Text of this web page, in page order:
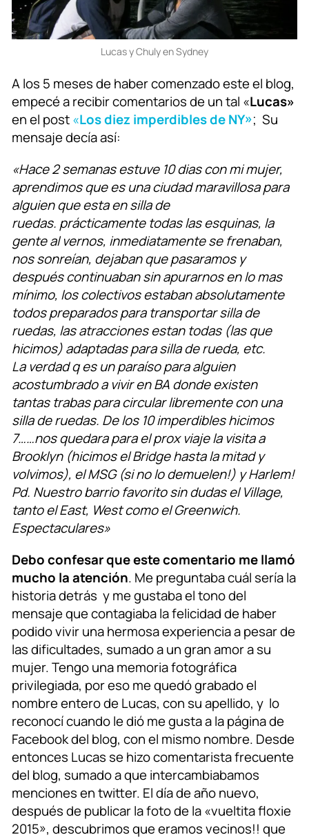
Lucas y Chuly en Sydney
A los 5 meses de haber comenzado este el blog,
empecé a recibir comentarios de un tal «Lucas»
en el post«Los diez imperdibles de NY»; Su
mensaje decía así:
«Hace 2 semanas estuve 10 dias con mi mujer,
aprendimos que es una ciudad maravillosa para
alguien que esta en silla de
ruedas. prácticamente todas las esquinas, la
gente al vernos, inmediatamente se frenaban,
nos sonreían, dejaban que pasaramos y
después continuaban sin apurarnos en lo mas
mínimo, los colectivos estaban absolutamente
todos preparados para transportar silla de
ruedas, las atracciones estan todas (las que
hicimos) adaptadas para silla de rueda, etc.
La verdad q es un paraíso para alguien
acostumbrado a vivir en BA donde existen
tantas trabas para circular libremente con una
silla de ruedas. De los 10 imperdibles hicimos
7……nos quedara para el prox viaje la visita a
Brooklyn (hicimos el Bridge hasta la mitad y
volvimos), el MSG (si no lo demuelen!) y Harlem!
Pd. Nuestro barrio favorito sin dudas el Village,
tanto el East, West como el Greenwich.
Espectaculares»
Debo confesar que este comentario me llamó
mucho la atención. Me preguntaba cuál sería la
historia detrás y me gustaba el tono del
mensaje que contagiaba la felicidad de haber
podido vivir una hermosa experiencia a pesar de
las dificultades, sumado a un gran amor a su
mujer. Tengo una memoria fotográfica
privilegiada, por eso me quedó grabado el
nombre entero de Lucas, con su apellido, y lo
reconocí cuando le dió me gusta a la página de
Facebook del blog, con el mismo nombre. Desde
entonces Lucas se hizo comentarista frecuente
del blog, sumado a que intercambiabamos
menciones en twitter. El día de año nuevo,
después de publicar la foto de la «vueltita floxie
2015», descubrimos que eramos vecinos!! que